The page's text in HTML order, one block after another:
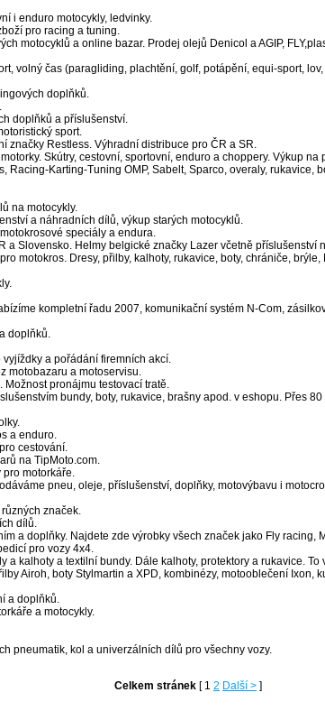
i enduro motocykly, ledvinky.
pro racing a tuning.
motocyklů a online bazar. Prodej olejů Denicol a AGIP,
volný čas (paragliding, plachtění, golf, potápění, equi-sport,
doplňků.
doplňků a příslušenství.
sport.
Restless. Výhradní distribuce pro ČR a SR.
Skútry, cestovní, sportovní, enduro a choppery. Výkup
Karting-Tuning OMP, Sabelt, Sparco, overaly, rukavice,
na motocykly.
a náhradních dílů, výkup starých motocyklů.
speciály a endura.
Slovensko. Helmy belgické značky Lazer včetně příslušenství
motokros. Dresy, přilby, kalhoty, rukavice, boty, chrániče,
kompletní řadu 2007, komunikační systém N-Com,
doplňků.
a pořádání firemních akcí.
motobazaru a motoservisu.
pronájmu testovací tratě.
bundy, boty, rukavice, brašny apod. v eshopu. Přes
a enduro.
cestování.
na TipMoto.com.
motorkáře.
pneu, oleje, příslušenství, doplňky, motovýbavu i
značek.
dílů.
a doplňky. Najdete zde výrobky všech značek jako Fly racing,
pro vozy 4x4.
kalhoty a textilní bundy. Dále kalhoty, protektory a rukavice. To
Airoh, boty Stylmartin a XPD, kombinézy, motooblečení Ixon,
a doplňků.
a motocykly.
pneumatik, kol a univerzálních dílů pro všechny vozy.
Celkem stránek [ 1 2 Další > ]